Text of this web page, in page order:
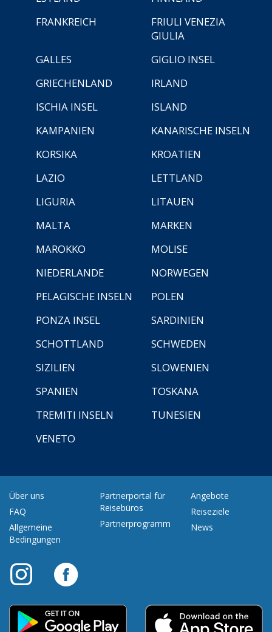
FRANKREICH
FRIULI VENEZIA
GIULIA
GALLES
GIGLIO INSEL
GRIECHENLAND
IRLAND
ISCHIA INSEL
ISLAND
KAMPANIEN
KANARISCHE INSELN
KORSIKA
KROATIEN
LAZIO
LETTLAND
LIGURIA
LITAUEN
MALTA
MARKEN
MAROKKO
MOLISE
NIEDERLANDE
NORWEGEN
PELAGISCHE INSELN
POLEN
PONZA INSEL
SARDINIEN
SCHOTTLAND
SCHWEDEN
SIZILIEN
SLOWENIEN
SPANIEN
TOSKANA
TREMITI INSELN
TUNESIEN
VENETO
Über uns
FAQ
Allgemeine
Bedingungen
Partnerportal für
Reisebüros
Partnerprogramm
Angebote
Reiseziele
News